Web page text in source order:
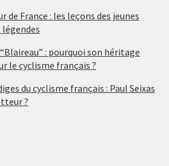
de France : les leçons des jeunes
: pourquoi son héritage
le cyclisme français ?
du cyclisme français : Paul Seixas
?